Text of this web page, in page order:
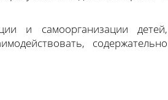
и самоорганизации детей,
содержательно